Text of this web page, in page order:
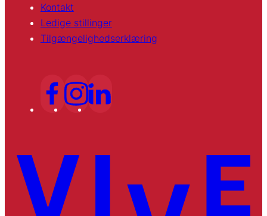
Kontakt
Ledige stillinger
Tilgængelighedserklæring